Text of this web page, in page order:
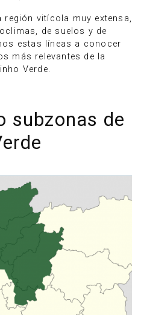
región vitícola muy extensa,
de suelos y de
estas líneas a conocer
más relevantes de la
Verde.
subzonas de